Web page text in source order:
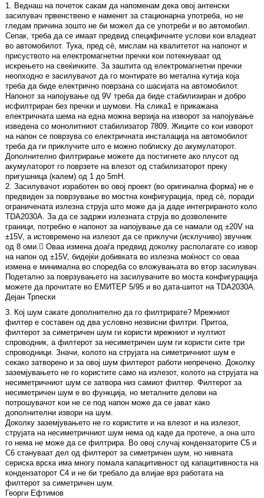
1. Веднаш на почеток сакам да напоменам дека овој антенски
засилувач првенствено е наменет за стационарна употреба, но не
гледам причина зошто не би можел да се употреби и во автомобил.
Сепак, треба да се имаат предвид специфичните услови кои владеат
во автомобилот. Тука, пред сѐ, мислам на квалитетот на напонот и
присуството на електромагнетни пречки кои потекнуваат од
искрењето на свеќичките. За заштита од електромагнетни пречки
неопходно е засилувачот да го монтирате во метална кутија која
треба да биде електрично поврзана со шасијата на автомобилот.
Напонот за напојување од 9V треба да биде стабилизиран и добро
исфилтриран без пречки и шумови. На слика1 е прикажана
електричната шема на една можна верзија на изворот за напојување
изведена со монолитниот стабилизатор 7809. Жиците со кои изворот
на напон се поврзува со електричната инсталација на автомобилот
треба да ги приклучите што е можно поблиску до акумулаторот.
Дополнително филтрирање можете да постигнете ако плусот од
акумулаторот го поврзете на влезот од стабилизаторот преку
пригушница (калем) од 1 до 5mH.
2. Засилувачот изработен во овој проект (во оригинална форма) не е
предвиден за поврзување во мостна конфигурација, пред сѐ, поради
ограничената излезна струја што може да ја даде интегрираното коло
TDA2030A. За да се задржи излезната струја во дозволените
граници, потребно е напонот за напојување да се намали од ±20V на
±15V, а истовремено на излезот да се приклучи (исклучиво) звучник
од 8 оми. Оваа измена доаѓа предвид доколку располагате со извор
на напон од ±15V, бидејќи добивката во излезна моќност со оваа
измена е минимална во споредба со вложувањата во втор засилувач.
Подетално за поврзувањето на засилувачите во моста конфигурација
можете да прочитате во ЕМИТЕР 5/95 и во дата-шитот на TDA2030A.
Дејан Трпески
3. Кој шум сакате дополнително да го филтрирате? Мрежниот
филтер е составен од два условно незвисни филтри. Притоа,
филтерот за симетричен шум ги користи мрежниот и нултиот
спроводник, а филтерот за несиметричен шум ги користи сите три
спроводници. Значи, колото на струјата на симетричниот шум е
секако затворено и за овој шум филтерот работи непречено. Доколку
заземјувањето не го користите само на излезот, колото на струјата на
несиметричниот шум се затвора низ самиот филтер. Филтерот за
несиметричен шум е во функција, но металните делови на
потрошувачот кои не се под напон може да се јават како
дополнителни извори на шум.
Доколку заземјувањето не го користите и на влезот и на излезот,
струјата на несиметричниот шум нема од каде да протече, а она што
го нема не може да се филтрира. Во овој случај кондензаторите C5 и
C6 стануваат дел од филтерот за симетричен шум, но нивната
сериска врска има многу помала капацитивност од капацитивноста на
кондензаторот C4 и не би требало да влијае врз работата на
филтерот за симетричен шум.
Георги Ефтимов